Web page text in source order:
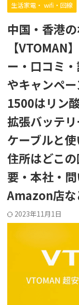
生活家電・ wifi・回線
中国・香港
【VTOMAN
ー・口コミ
やキャンペ
1500はリン
拡張バッテ
ケーブルと
住所はどこ
要・本社・
Amazon店な
2023年11月1日